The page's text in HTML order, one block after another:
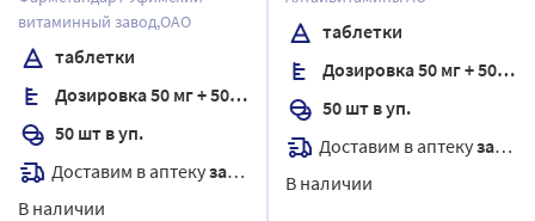
витаминный завод,ОАО
таблетки
Дозировка 50 мг + 50 мг
50 шт в уп.
Доставим в аптекузавтра
В наличии
таблетки
Дозировка 50 мг + 50 мг
50 шт в уп.
Доставим в аптекузавтра
В наличии